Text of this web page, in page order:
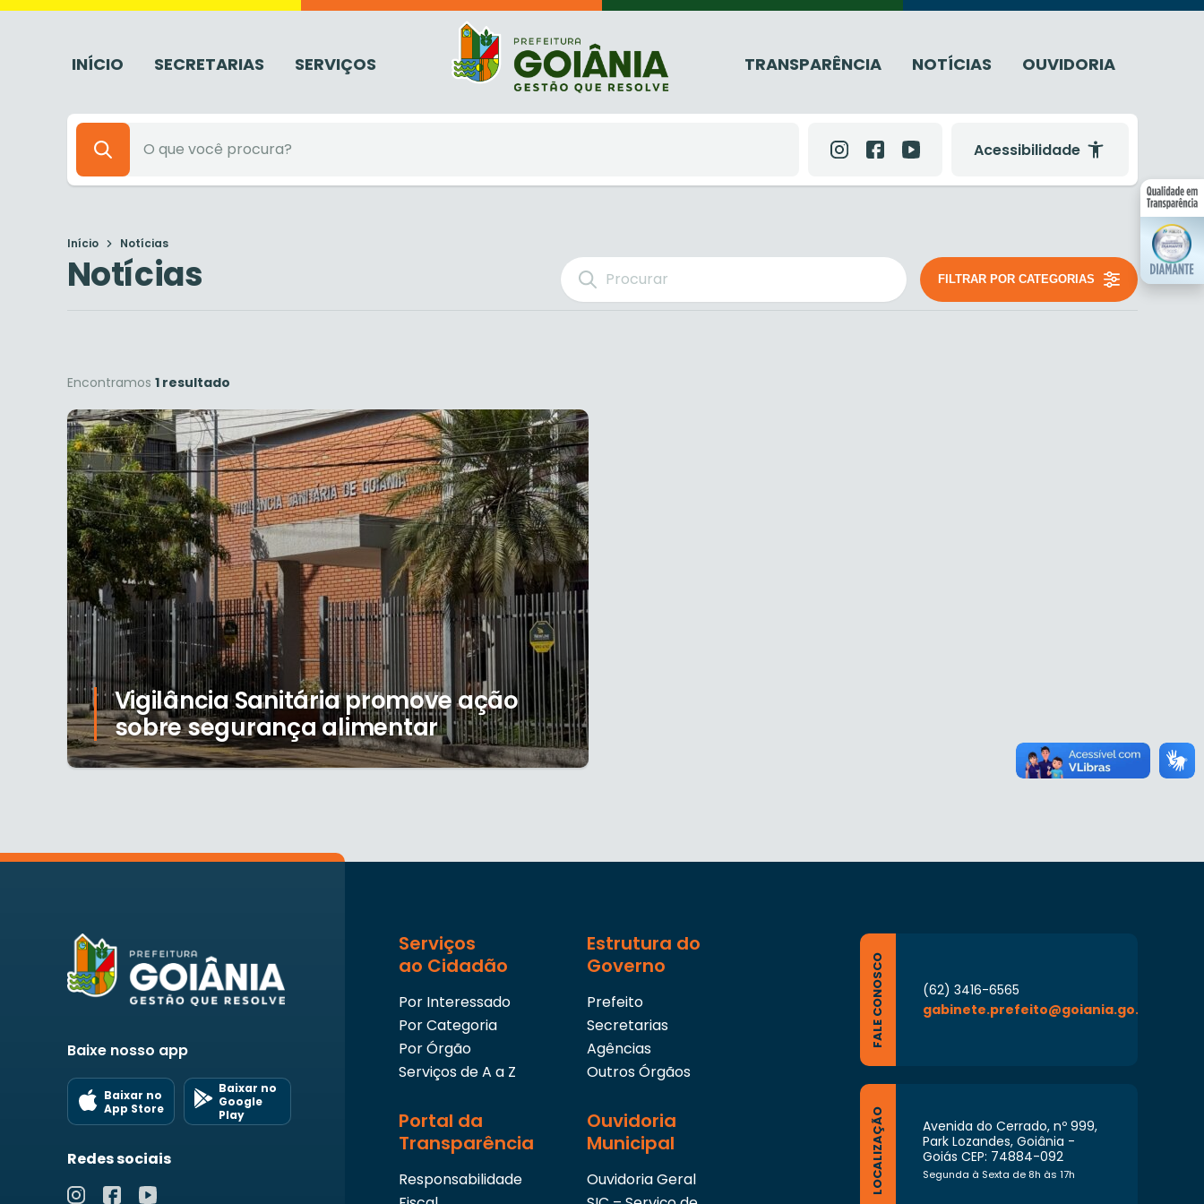
INÍCIO SECRETARIAS SERVIÇOS TRANSPARÊNCIA NOTÍCIAS OUVIDORIA
Acessibilidade
Início Notícias
Notícias FILTRAR POR CATEGORIAS
Encontramos 1 resultado
Vigilância Sanitária promove ação
sobre segurança alimentar
Baixe nosso app
Baixar no
App Store
Baixar no
Google
Play
Redes sociais
Serviços
ao Cidadão
Por Interessado
Por Categoria
Por Órgão
Serviços de A a Z
Estrutura do
Governo
Prefeito
Secretarias
Agências
Outros Órgãos
Portal da
Transparência
Responsabilidade
Ouvidoria
Municipal
Ouvidoria Geral
FALE CONOSCO
(62) 3416-6565
gabinete.prefeito@goiania.go.gov.br
LOCALIZAÇÃO
Avenida do Cerrado, nº 999,
Park Lozandes, Goiânia -
Goiás CEP: 74884-092
Segunda à Sexta de 8h às 17h